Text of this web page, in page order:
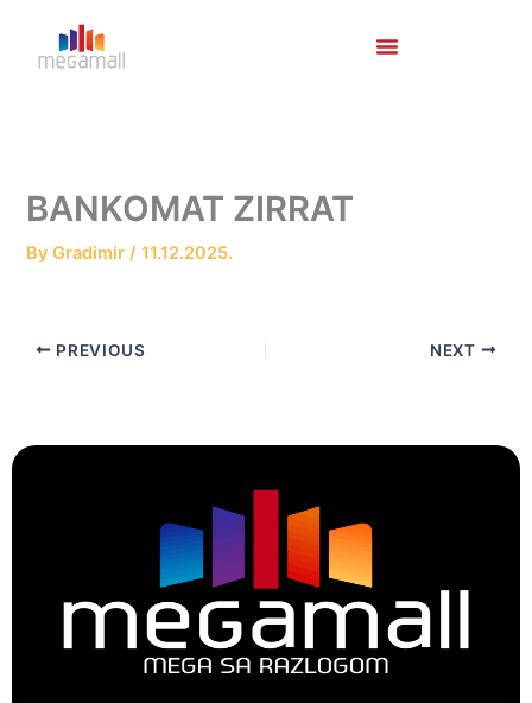
content
BANKOMAT ZIRRAT
ByGradimir/11.12.2025.
PREVIOUS NEXT